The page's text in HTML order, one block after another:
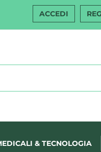
ACCEDI
& TECNOLOGIA